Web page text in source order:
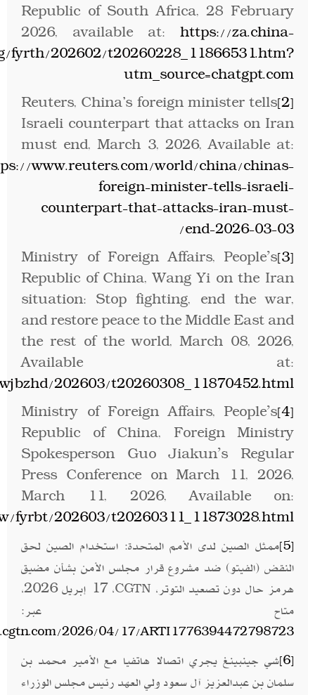
Republic of South Africa, 28 February
2026, available at: https://za.china-
fyrth/202602/t20260228_11866531.htm?
utm_source=chatgpt.com
[2]
Reuters, China's foreign minister tells
Israeli counterpart that attacks on Iran
must end, March 3, 2026, Available at:
www.reuters.com/world/china/chinas-
foreign-minister-tells-israeli-
counterpart-that-attacks-iran-must-
end-2026-03-03/
[3]
Ministry of Foreign Affairs, People’s
Republic of China, ​Wang Yi on the Iran
situation: Stop fighting, end the war,
and restore peace to the Middle East and
the rest of the world, March 08, 2026,
Available at:
202603/t20260308_11870452.html
[4]
Ministry of Foreign Affairs, People’s
Republic of China, Foreign Ministry
Spokesperson Guo Jiakun’s Regular
Press Conference on March 11, 2026,
March 11, 2026, Available on:
fyrbt/202603/t20260311_11873028.html
[5]ممثل الصين لدى الأمم المتحدة: استخدام الصين لحق
النقض (الفيتو) ضد مشروع قرار مجلس الأمن بشأن مضيق
هرمز حال دون تصعيد التوتر، CGTN
، 17 إبريل 2026،
متاح عبر:
2026/04/17/ARTI1776394472798723
[6]شي جينبينغ يجري اتصالا هاتفيا مع الأمير محمد بن
سلمان بن عبدالعزيز آل سعود ولي العهد رئيس مجلس الوزراء